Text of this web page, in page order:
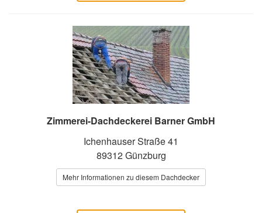
Zimmerei-Dachdeckerei Barner GmbH
Ichenhauser Straße 41
89312 Günzburg
Mehr Informationen zu diesem Dachdecker